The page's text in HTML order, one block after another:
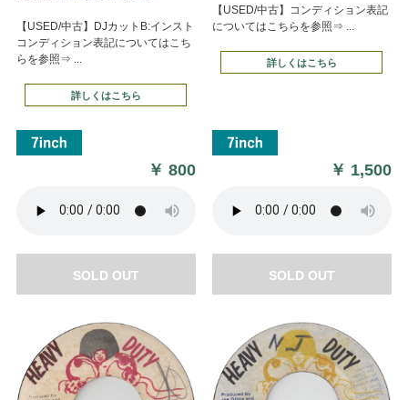
【USED/中古】DJカットB:インスト
コンディション表記についてはこち
らを参照⇒ ...
詳しくはこちら
￥800
SOLD OUT
【USED/中古】コンディション表記
についてはこちらを参照⇒ ...
詳しくはこちら
￥ 1,500
SOLD OUT